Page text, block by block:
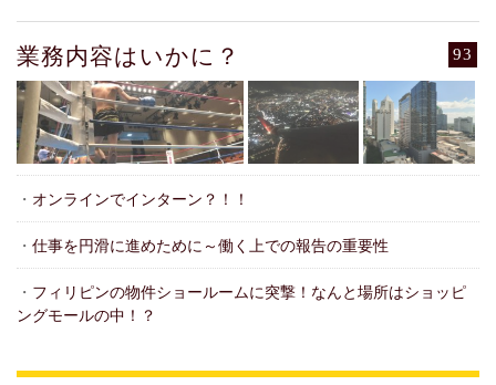
93
業務内容はいかに？
・ オンラインでインターン？！！
・ 仕事を円滑に進めために～働く上での報告の重要性
・ フィリピンの物件ショールームに突撃！なんと場所はショッピ
ングモールの中！？